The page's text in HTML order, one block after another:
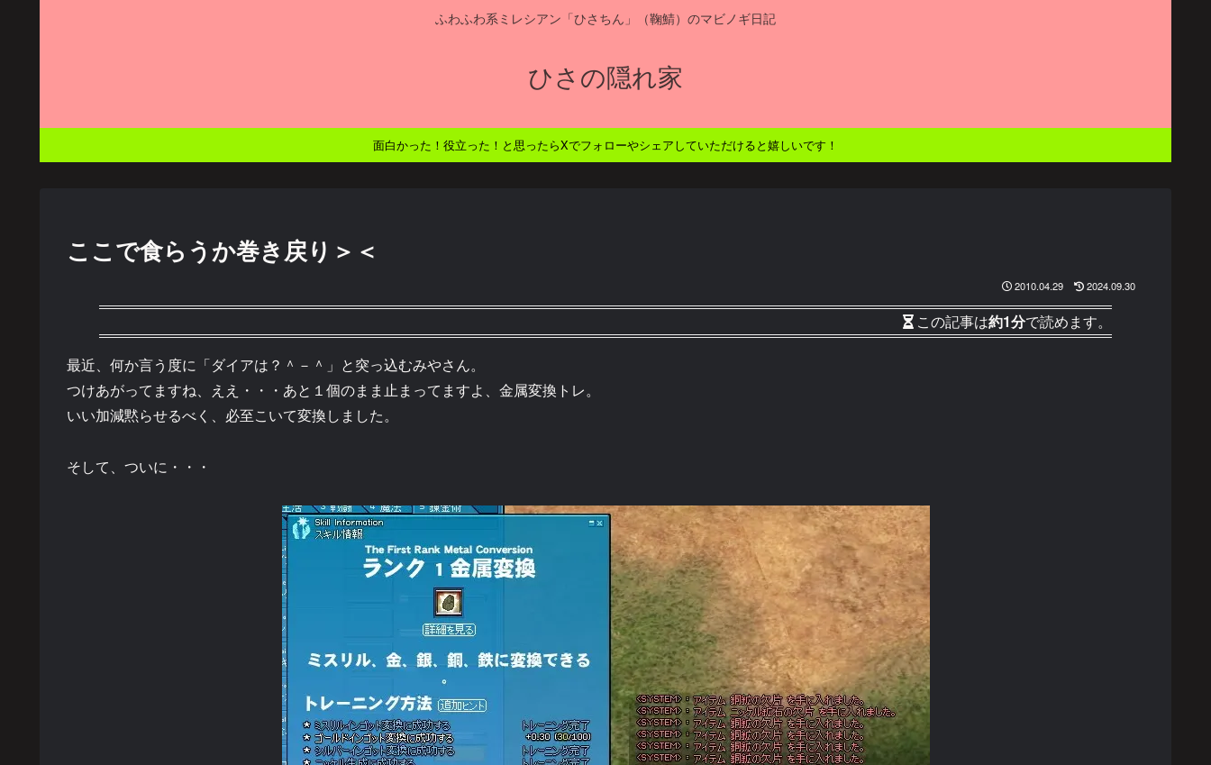
ふわふわ系ミレシアン「ひさちん」（鞠鯖）のマビノギ日記
ひさの隠れ家
面白かった！役立った！と思ったらXでフォローやシェアしていただけると嬉しいです！
ここで食らうか巻き戻り＞＜
2010.04.29 2024.09.30
この記事は約1分で読めます。
最近、何か言う度に「ダイアは？＾－＾」と突っ込むみやさん。
つけあがってますね、ええ・・・あと１個のまま止まってますよ、金属変換トレ。
いい加減黙らせるべく、必至こいて変換しました。
そして、ついに・・・